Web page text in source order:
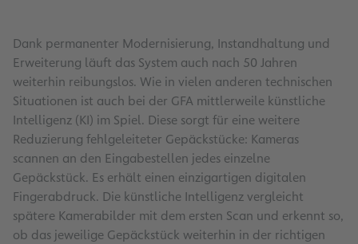
Dank permanenter Modernisierung, Instandhaltung und
Erweiterung läuft das System auch nach 50 Jahren
weiterhin reibungslos. Wie in vielen anderen technischen
Situationen ist auch bei der GFA mittlerweile künstliche
Intelligenz (KI) im Spiel. Diese sorgt für eine weitere
Reduzierung fehlgeleiteter Gepäckstücke: Kameras
scannen an den Eingabestellen jedes einzelne
Gepäckstück. Es erhält einen einzigartigen digitalen
Fingerabdruck. Die künstliche Intelligenz vergleicht
spätere Kamerabilder mit dem ersten Scan und erkennt so,
ob das jeweilige Gepäckstück weiterhin in der richtigen